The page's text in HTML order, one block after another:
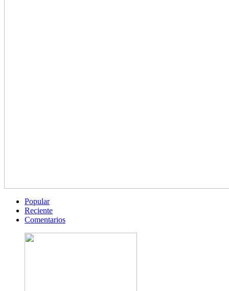
Popular
Reciente
Comentarios